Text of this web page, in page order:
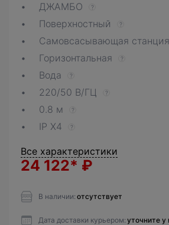
ДЖАМБО ?
Поверхностный ?
Самовсасывающая станция
Горизонтальная ?
Вода ?
220/50 В/ГЦ ?
0.8 м ?
IP X4 ?
Все характеристики
24 122* ₽
В наличии: отсутствует
Дата доставки курьером: уточните